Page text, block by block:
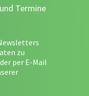
Termine
zu
per E-Mail